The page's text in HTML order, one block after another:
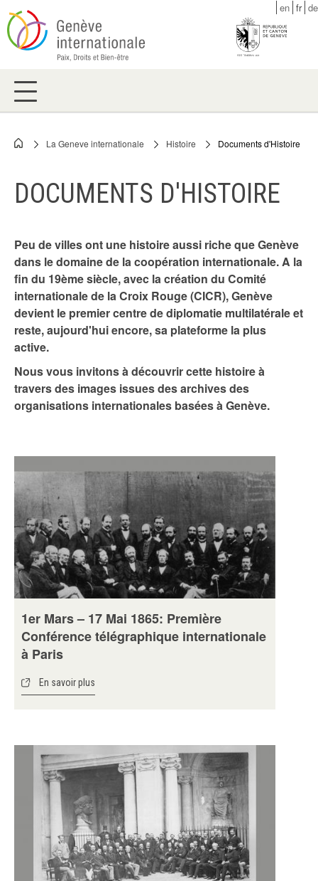
Skip
to
main
en fr de
Breadcrumb
La Geneve internationale Histoire Documents d'Histoire
DOCUMENTS D'HISTOIRE
Peu de villes ont une histoire aussi riche que Genève
dans le domaine de la coopération internationale. A la
fin du 19ème siècle, avec la création du Comité
internationale de la Croix Rouge (CICR), Genève
devient le premier centre de diplomatie multilatérale et
reste, aujourd'hui encore, sa plateforme la plus
active.
Nous vous invitons à découvrir cette histoire à
travers des images issues des archives des
organisations internationales basées à Genève.
1er Mars – 17 Mai 1865: Première
Conférence télégraphique internationale
à Paris
En savoir plus